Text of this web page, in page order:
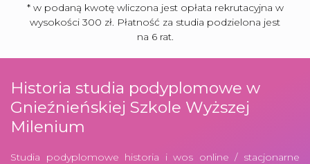
* w podaną kwotę wliczona jest opłata rekrutacyjna w
wysokości 300 zł. Płatność za studia podzielona jest
na 6 rat.
Historia studia podyplomowe w
Gnieźnieńskiej Szkole Wyższej
Milenium
Studia podyplomowe historia i wos online / stacjonarne